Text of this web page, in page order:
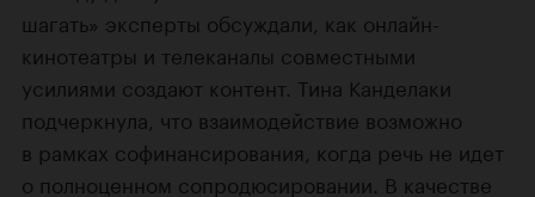
шагать» эксперты обсуждали, как онлайн-
кинотеатры и телеканалы совместными
усилиями создают контент. Тина Канделаки
подчеркнула, что взаимодействие возможно
в рамках софинансирования, когда речь не идет
о полноценном сопродюсировании. В качестве